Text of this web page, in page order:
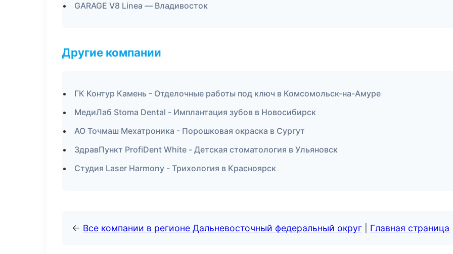
GARAGE V8 Linea — Владивосток
Другие компании
ГК Контур Камень - Отделочные работы под ключ в Комсомольск-на-Амуре
МедиЛаб Stoma Dental - Имплантация зубов в Новосибирск
АО Точмаш Мехатроника - Порошковая окраска в Сургут
ЗдравПункт ProfiDent White - Детская стоматология в Ульяновск
Студия Laser Harmony - Трихология в Красноярск
← Все компании в регионе Дальневосточный федеральный округ Главная страница